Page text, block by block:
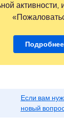
Подробнее
Если вам
новый